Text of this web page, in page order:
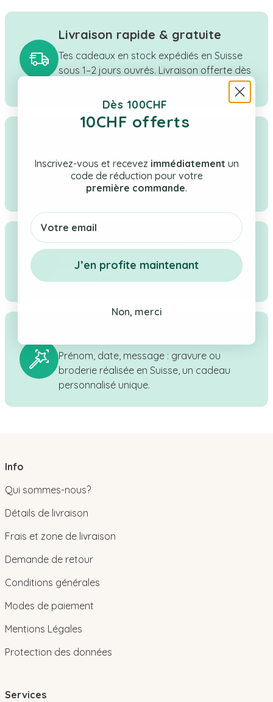
Livraison rapide & gratuite
Tes cadeaux en stock expédiés en Suisse
sous 1–2 jours ouvrés. Livraison offerte dès
Boutique suisse à taille humaine, une
sélection rigoureuse de cadeaux pour
bébé, enfant & maman.
Service client réactif
Réponse sous 24h ouvrées - Contactez-
nous par WhatsApp, téléphone ou e-mail.
Prénom, date, message : gravure ou
broderie réalisée en Suisse, un cadeau
personnalisé unique.
Info
Qui sommes-nous?
Détails de livraison
Frais et zone de livraison
Demande de retour
Conditions générales
Modes de paiement
Mentions Légales
Protection des données
Services
Dès 100CHF
10CHF offerts
Inscrivez-vous et recevez immédiatement un
code de réduction pour votre
première commande.
Email
J’en profite maintenant
Non, merci